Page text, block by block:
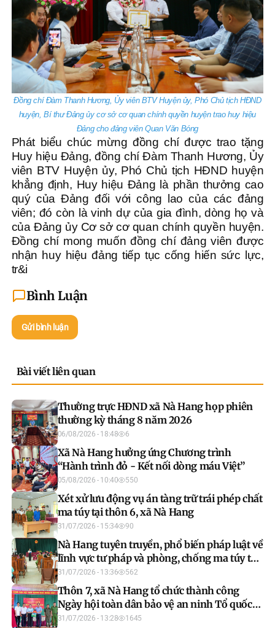
Đồng chí Đàm Thanh Hương, Ủy viên BTV Huyện ủy, Phó Chủ tịch HĐND
huyện, Bí thư Đảng ủy cơ sở cơ quan chính quyền huyện trao huy hiệu
Đảng cho đảng viên Quan Văn Bóng
Phát biểu chúc mừng đồng chí được trao tặng
Huy hiệu Đảng, đồng chí Đàm Thanh Hương, Ủy
viên BTV Huyện ủy, Phó Chủ tịch HĐND huyện
khẳng định, Huy hiệu Đảng là phần thưởng cao
quý của Đảng đối với công lao của các đảng
viên; đó còn là vinh dự của gia đình, dòng họ và
của Đảng ủy Cơ sở cơ quan chính quyền huyện.
Đồng chí mong muốn đồng chí đảng viên được
nhận huy hiệu đảng tiếp tục cống hiến sức lực,
tr&i
Bình Luận
Gửi bình luận
Bài viết liên quan
Thường trực HĐND xã Nà Hang họp phiên
thường kỳ tháng 8 năm 2026
06/08/2026 - 18:48 6
Xã Nà Hang hưởng ứng Chương trình
“Hành trình đỏ - Kết nối dòng máu Việt”
05/08/2026 - 10:40 550
Xét xử lưu động vụ án tàng trữ trái phép chất
ma túy tại thôn 6, xã Nà Hang
31/07/2026 - 15:34 90
Nà Hang tuyên truyền, phổ biến pháp luật về
lĩnh vực tư pháp và phòng, chống ma túy tại
thôn 6
31/07/2026 - 13:36 562
Thôn 7, xã Nà Hang tổ chức thành công
Ngày hội toàn dân bảo vệ an ninh Tổ quốc
năm 2026
31/07/2026 - 13:28 1645